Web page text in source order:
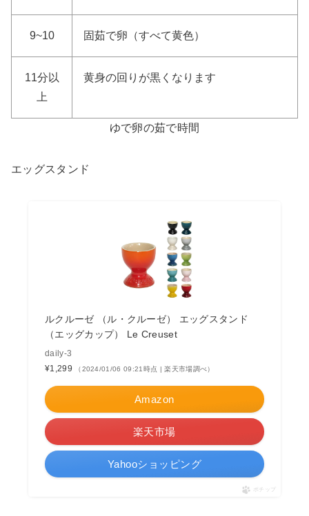
9~10 固茹で卵（すべて黄色）
11分以
上
黄身の回りが黒くなります
ゆで卵の茹で時間
エッグスタンド
ルクルーゼ （ル・クルーゼ） エッグスタンド
（エッグカップ） Le Creuset
daily-3
¥1,299
（2024/01/06 09:21時点 | 楽天市場調べ）
Amazon
楽天市場
Yahooショッピング
ポチップ